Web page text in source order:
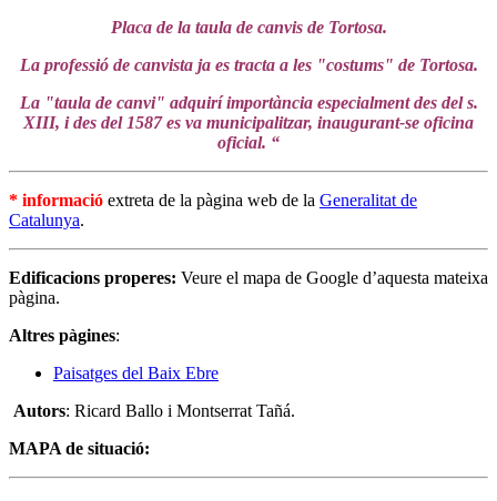
Placa de la taula de canvis de Tortosa.
La professió de canvista ja es tracta a les "costums" de Tortosa.
La "taula de canvi" adquirí importància especialment des del s.
XIII, i des del 1587 es va municipalitzar, inaugurant-se oficina
oficial. “
* informació extreta de la pàgina web de la Generalitat de
Catalunya.
Edificacions properes: Veure el mapa de Google d’aquesta mateixa
pàgina.
Altres pàgines:
Paisatges del Baix Ebre
Autors: Ricard Ballo i Montserrat Tañá.
MAPA de situació: